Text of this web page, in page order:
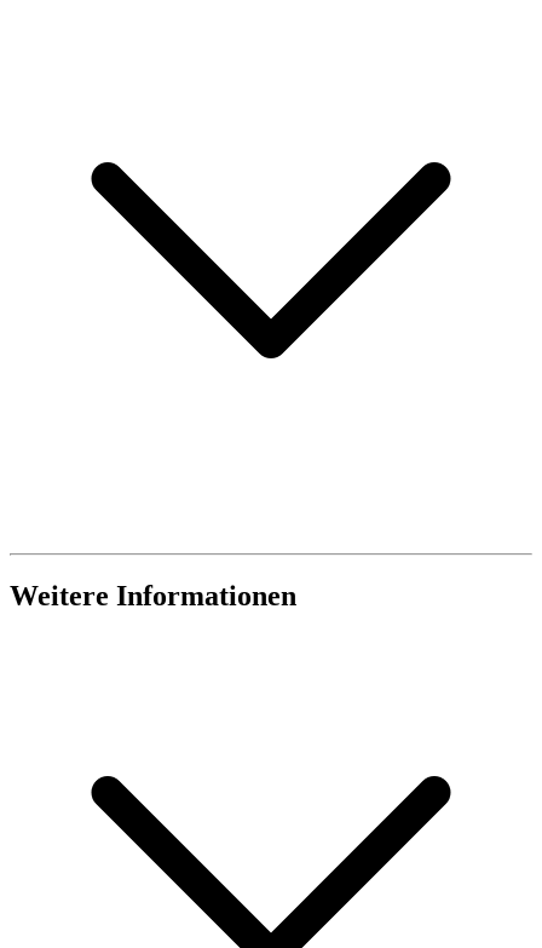
Weitere Informationen